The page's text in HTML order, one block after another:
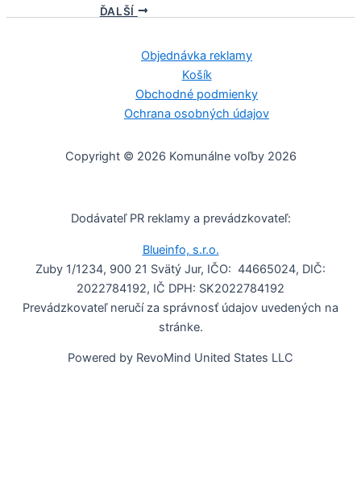
ĎALŠÍ
Objednávka reklamy
Košík
Obchodné podmienky
Ochrana osobných údajov
Copyright © 2026 Komunálne voľby 2026
Dodávateľ PR reklamy a prevádzkovateľ:
Blueinfo, s.r.o.
Zuby 1/1234, 900 21 Svätý Jur, IČO: 44665024, DIČ:
2022784192, IČ DPH: SK2022784192
Prevádzkovateľ neručí za správnosť údajov uvedených na
stránke.
Powered by RevoMind United States LLC